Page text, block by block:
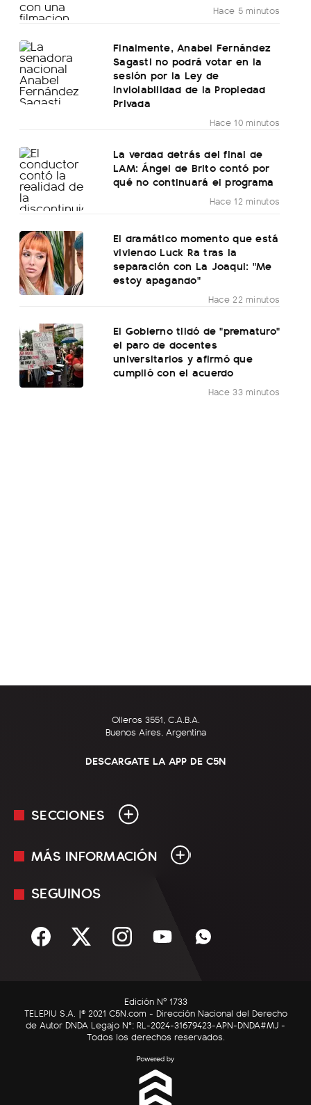
Hace 5 minutos
Finalmente, Anabel Fernández
Sagasti no podrá votar en la
sesión por la Ley de
Inviolabilidad de la Propiedad
Privada
Hace 10 minutos
La verdad detrás del final de
LAM: Ángel de Brito contó por
qué no continuará el programa
Hace 12 minutos
El dramático momento que está
viviendo Luck Ra tras la
separación con La Joaqui: "Me
estoy apagando"
Hace 22 minutos
El Gobierno tildó de "prematuro"
el paro de docentes
universitarios y afirmó que
cumplió con el acuerdo
Hace 33 minutos
Olleros 3551, C.A.B.A.
Buenos Aires, Argentina
DESCARGATE LA APP DE C5N
SECCIONES
En Vivo
Sociedad
C5N Autos
RatingCero
MÁS INFORMACIÓN
Mediakit
Términos y condiciones
SEGUINOS
Edición Nº 1733
TELEPIU S.A. |© 2021 C5N.com - Dirección Nacional del Derecho
de Autor DNDA Legajo N°: RL-2024-31679423-APN-DNDA#MJ -
Todos los derechos reservados.